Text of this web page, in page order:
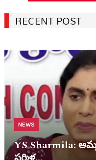
RECENT POST
NEWS
YS Sharmila: